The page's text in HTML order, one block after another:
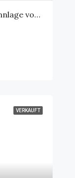
Einfamilienhaus in ruhiger Wohnlage von Aurich-Haxtum – 6 Zimmer, 2 Bäder, Garage
VERKAUFT